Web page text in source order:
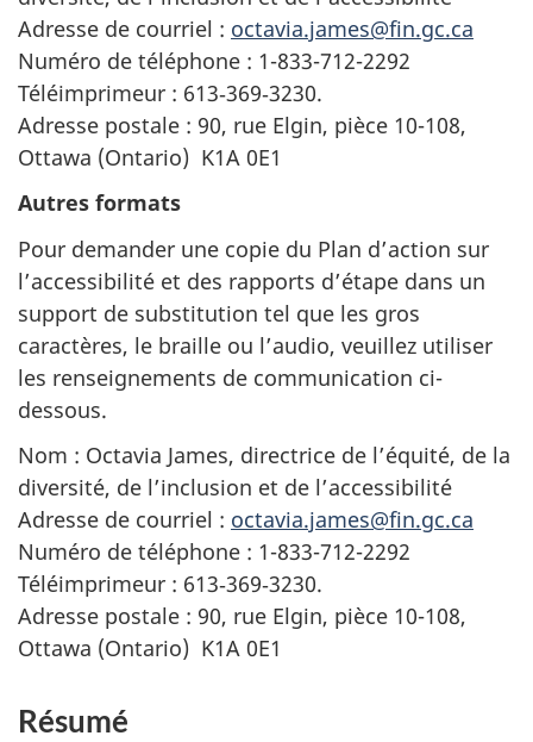
Adresse de courriel : octavia.james@fin.gc.ca
Numéro de téléphone : 1-833-712-2292
Téléimprimeur : 613‑369‑3230.
Adresse postale : 90, rue Elgin, pièce 10-108,
Ottawa (Ontario) K1A 0E1
Autres formats
Pour demander une copie du Plan d’action sur
l’accessibilité et des rapports d’étape dans un
support de substitution tel que les gros
caractères, le braille ou l’audio, veuillez utiliser
les renseignements de communication ci-
dessous.
Nom : Octavia James, directrice de l’équité, de la
diversité, de l’inclusion et de l’accessibilité
Adresse de courriel : octavia.james@fin.gc.ca
Numéro de téléphone : 1-833-712-2292
Téléimprimeur : 613‑369‑3230.
Adresse postale : 90, rue Elgin, pièce 10-108,
Ottawa (Ontario) K1A 0E1
Résumé